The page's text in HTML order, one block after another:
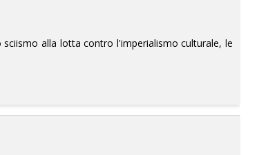
alla lotta contro l'imperialismo culturale, le